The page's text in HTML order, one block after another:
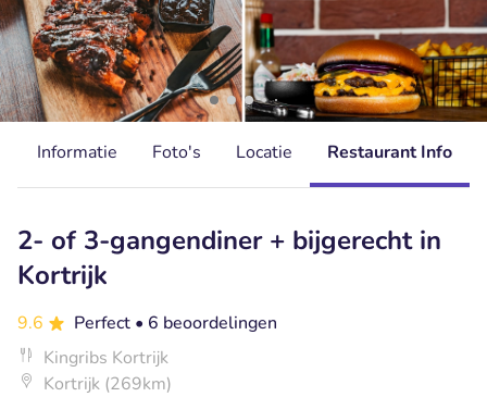
Informatie Foto's Locatie Restaurant Info
2- of 3-gangendiner + bijgerecht in
Kortrijk
9.6 Perfect • 6 beoordelingen
Kingribs Kortrijk
Kortrijk (269km)